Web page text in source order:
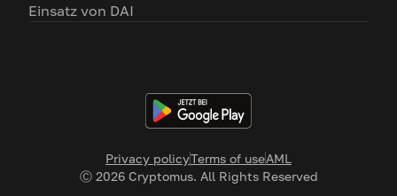
Privacy policyTerms of useAML
Ⓒ 2026Cryptomus. All Rights Reserved
Einsatz von DAI